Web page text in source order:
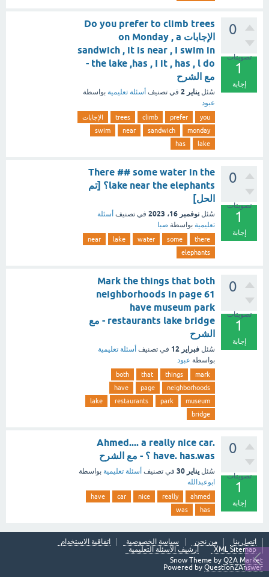
0
تصويتات
1
إجابة
Do you prefer to climb trees
الإجابات on Monday , a
sandwich , it is near , I swim in
the lake ,has , I it , has , l do -
مع الشرح
سُئل يناير 2 في تصنيف أسئلة تعليمية بواسطة
عبود
you
prefer
climb
trees
الإجابات
monday
sandwich
near
swim
lake
has
0
تصويتات
1
إجابة
There ## some water in the
lake near the elephants؟ [تم
الحل]
سُئل نوفمبر 16، 2023 في تصنيف أسئلة
تعليمية بواسطة صبا
there
some
water
lake
near
elephants
0
تصويتات
1
إجابة
Mark the things that both
neighborhoods in page 61
have museum park
restaurants lake bridge - مع
الشرح
سُئل فبراير 12 في تصنيف أسئلة تعليمية
بواسطة عبود
mark
things
that
both
neighborhoods
page
have
museum
park
restaurants
lake
bridge
0
تصويتات
1
إجابة
Ahmed.... a really nice car.
have. has.was ؟ - مع الشرح
سُئل يناير 30 في تصنيف أسئلة تعليمية بواسطة
ابوعبدالله
ahmed
really
nice
car
have
has
was
اتصل بنا من نحن سياسة الخصوصية
اتفاقية الاستخدام
XML Sitemap
أرشيف الأسئلة التعليمية
Snow Theme by Q2A Market
Powered by Question2Answer